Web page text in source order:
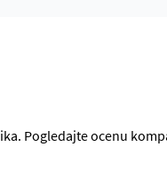
Pogledajte ocenu